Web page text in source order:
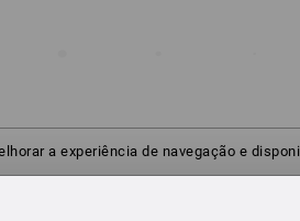
a experiência de navegação e